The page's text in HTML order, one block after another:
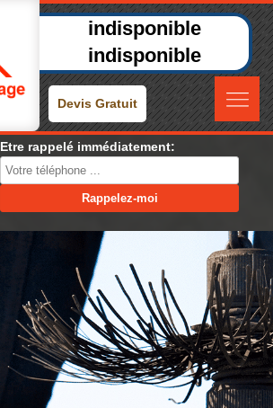
indisponible
indisponible
Devis Gratuit
Etre rappelé immédiatement: